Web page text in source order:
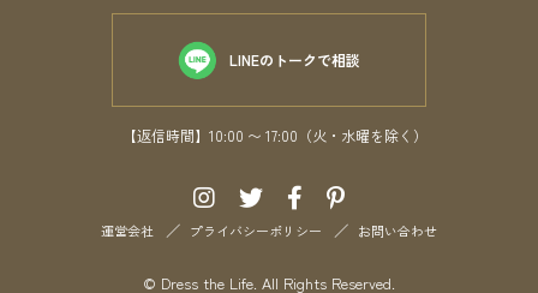
LINEのトークで相談
【返信時間】10:00 〜 17:00（火・水曜を除く）
運営会社 プライバシーポリシー お問い合わせ
© Dress the Life. All Rights Reserved.